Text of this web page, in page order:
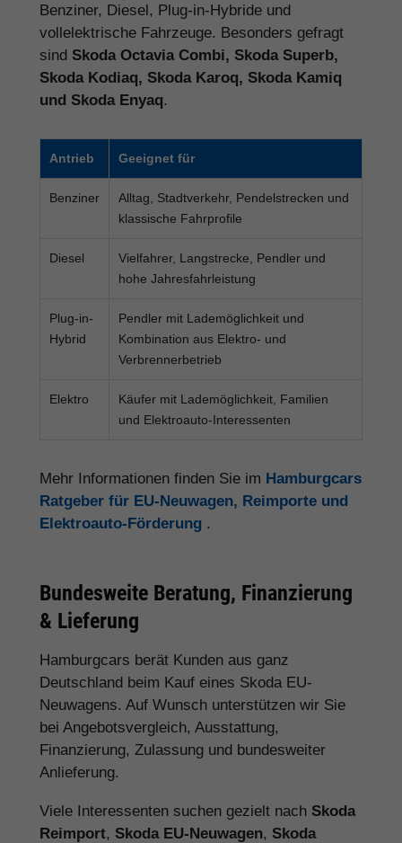
Benziner, Diesel, Plug-in-Hybride und
vollelektrische Fahrzeuge. Besonders gefragt
sind Skoda Octavia Combi, Skoda Superb,
Skoda Kodiaq, Skoda Karoq, Skoda Kamiq
und Skoda Enyaq.
Antrieb Geeignet für
Benziner
Alltag, Stadtverkehr, Pendelstrecken und
klassische Fahrprofile
Diesel
Vielfahrer, Langstrecke, Pendler und
hohe Jahresfahrleistung
Plug-in-
Hybrid
Pendler mit Lademöglichkeit und
Kombination aus Elektro- und
Verbrennerbetrieb
Elektro
Käufer mit Lademöglichkeit, Familien
und Elektroauto-Interessenten
Mehr Informationen finden Sie im Hamburgcars
Ratgeber für EU-Neuwagen, Reimporte und
Elektroauto-Förderung .
Bundesweite Beratung, Finanzierung
& Lieferung
Hamburgcars berät Kunden aus ganz
Deutschland beim Kauf eines Skoda EU-
Neuwagens. Auf Wunsch unterstützen wir Sie
bei Angebotsvergleich, Ausstattung,
Finanzierung, Zulassung und bundesweiter
Anlieferung.
Viele Interessenten suchen gezielt nach Skoda
Reimport, Skoda EU-Neuwagen, Skoda